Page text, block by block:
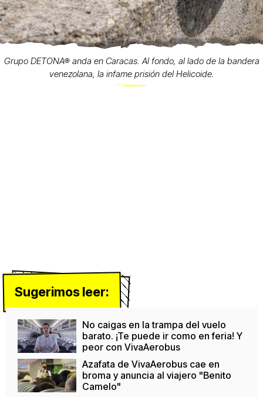
Grupo DETONA® anda en Caracas. Al fondo, al lado de la bandera
venezolana, la infame prisión del Helicoide.
Sugerimos leer:
No caigas en la trampa del vuelo
barato. ¡Te puede ir como en feria! Y
peor con VivaAerobus
Azafata de VivaAerobus cae en
broma y anuncia al viajero "Benito
Camelo"